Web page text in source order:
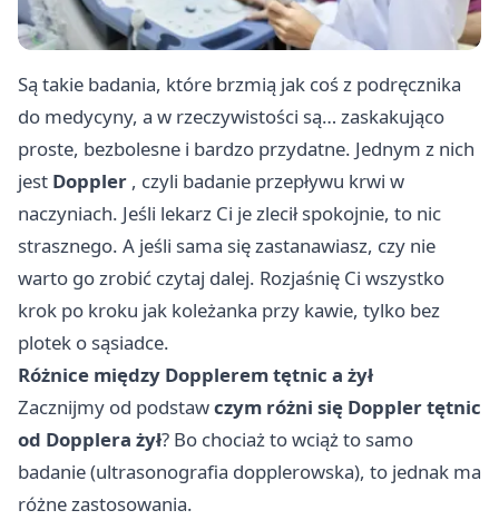
Są takie badania, które brzmią jak coś z podręcznika
do medycyny, a w rzeczywistości są… zaskakująco
proste, bezbolesne i bardzo przydatne. Jednym z nich
jest Doppler , czyli badanie przepływu krwi w
naczyniach. Jeśli lekarz Ci je zlecił spokojnie, to nic
strasznego. A jeśli sama się zastanawiasz, czy nie
warto go zrobić czytaj dalej. Rozjaśnię Ci wszystko
krok po kroku jak koleżanka przy kawie, tylko bez
plotek o sąsiadce.
Różnice między Dopplerem tętnic a żył
Zacznijmy od podstawczym różni się Doppler tętnic
od Dopplera żył? Bo chociaż to wciąż to samo
badanie (ultrasonografia dopplerowska), to jednak ma
różne zastosowania.